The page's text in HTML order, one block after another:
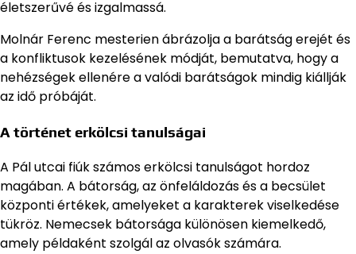
életszerűvé és izgalmassá.
Molnár Ferenc mesterien ábrázolja a barátság erejét és
a konfliktusok kezelésének módját, bemutatva, hogy a
nehézségek ellenére a valódi barátságok mindig kiállják
az idő próbáját.
A történet erkölcsi tanulságai
A Pál utcai fiúk számos erkölcsi tanulságot hordoz
magában. A bátorság, az önfeláldozás és a becsület
központi értékek, amelyeket a karakterek viselkedése
tükröz. Nemecsek bátorsága különösen kiemelkedő,
amely példaként szolgál az olvasók számára.